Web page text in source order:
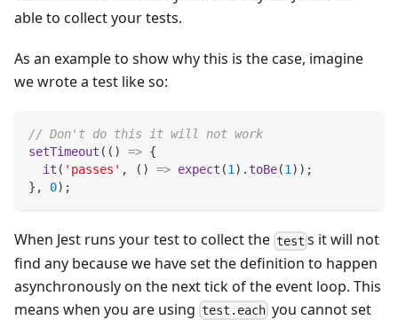
able to collect your tests.
As an example to show why this is the case, imagine
we wrote a test like so:
// Don't do this it will not work
setTimeout ( ( ) => {
it ( 'passes' , ( ) => expect (1) . toBe(1) ) ;
} , 0) ;
When Jest runs your test to collect the test s it will not
find any because we have set the definition to happen
asynchronously on the next tick of the event loop. This
means when you are using test.each you cannot set